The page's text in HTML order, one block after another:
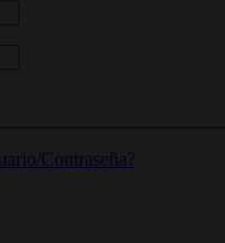
Contraseña?